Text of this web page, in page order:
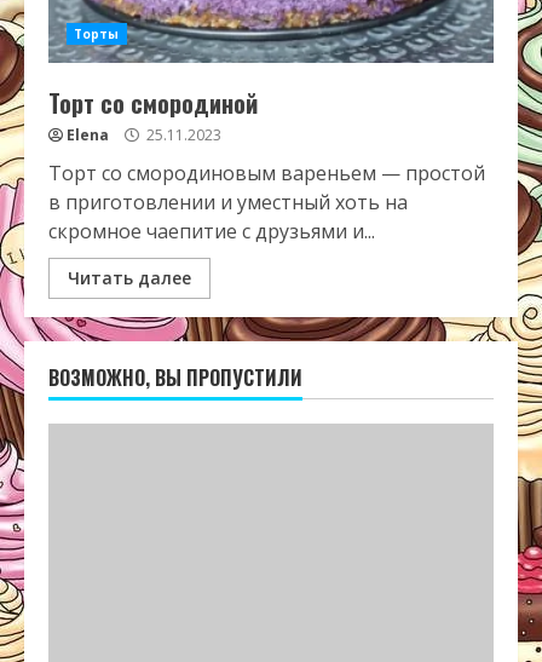
Торты
Торт со смородиной
Elena 25.11.2023
Торт со смородиновым вареньем — простой
в приготовлении и уместный хоть на
скромное чаепитие с друзьями и...
Читать далее
ВОЗМОЖНО, ВЫ ПРОПУСТИЛИ